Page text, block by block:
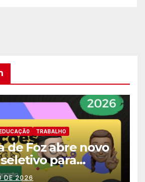
TRABALHO
de Foz abre novo
para
DE 2026